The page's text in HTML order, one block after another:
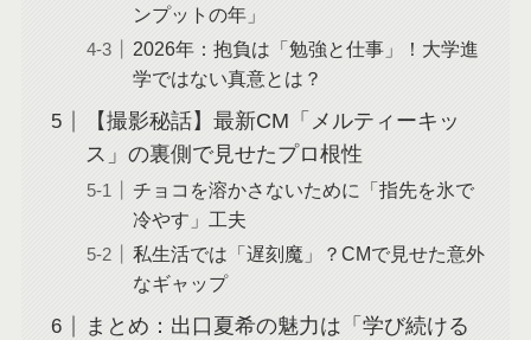
ンプットの年」
2026年：抱負は「勉強と仕事」！大学進
学ではない真意とは？
【撮影秘話】最新CM「メルティーキッ
ス」の裏側で見せたプロ根性
チョコを溶かさないために「指先を氷で
冷やす」工夫
私生活では「遅刻魔」？CMで見せた意外
なギャップ
まとめ：出口夏希の魅力は「学び続ける